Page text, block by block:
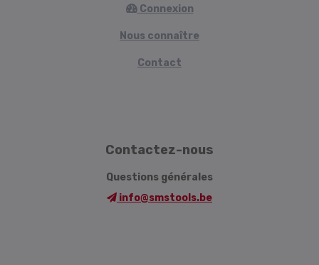
Connexion
Nous connaître
Contact
Contactez-nous
Questions générales
info@smstools.be